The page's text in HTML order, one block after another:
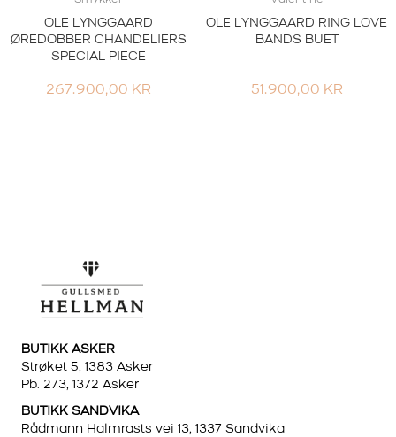
OLE LYNGGAARD
ØREDOBBER CHANDELIERS
SPECIAL PIECE
267.900,00 KR
OLE LYNGGAARD RING LOVE
BANDS BUET
51.900,00 KR
BUTIKK ASKER
Strøket 5, 1383 Asker
Pb. 273, 1372 Asker
BUTIKK SANDVIKA
Rådmann Halmrasts vei 13, 1337 Sandvika